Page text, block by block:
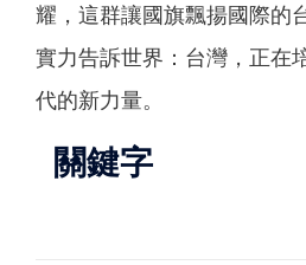
耀，這群讓國旗飄揚國際的
實力告訴世界：台灣，正在
代的新力量。
關鍵字